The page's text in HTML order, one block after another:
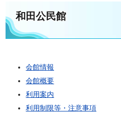
和田公民館
会館情報
会館概要
利用案内
利用制限等・注意事項